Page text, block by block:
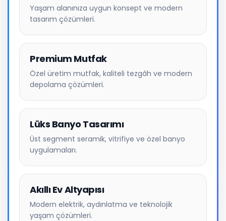
Yaşam alanınıza uygun konsept ve modern
tasarım çözümleri.
Premium Mutfak
Özel üretim mutfak, kaliteli tezgâh ve modern
depolama çözümleri.
Lüks Banyo Tasarımı
Üst segment seramik, vitrifiye ve özel banyo
uygulamaları.
Akıllı Ev Altyapısı
Modern elektrik, aydınlatma ve teknolojik
yaşam çözümleri.